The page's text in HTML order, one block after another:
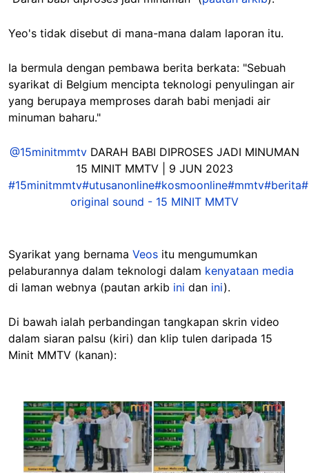
Yeo's tidak disebut di mana-mana dalam laporan itu.
Ia bermula dengan pembawa berita berkata: "Sebuah
syarikat di Belgium mencipta teknologi penyulingan air
yang berupaya memproses darah babi menjadi air
minuman baharu."
@15minitmmtv DARAH BABI DIPROSES JADI MINUMAN
15 MINIT MMTV | 9 JUN 2023
#15minitmmtv#utusanonline#kosmoonline#mmtv#berita
original sound - 15 MINIT MMTV
Syarikat yang bernama Veos itu mengumumkan
pelaburannya dalam teknologi dalam kenyataan media
di laman webnya (pautan arkib ini dan ini).
Di bawah ialah perbandingan tangkapan skrin video
dalam siaran palsu (kiri) dan klip tulen daripada 15
Minit MMTV (kanan):
Image